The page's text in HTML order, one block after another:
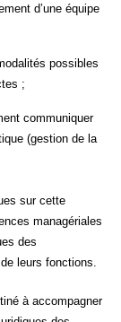
d’une équipe
possibles
;
communiquer
(gestion de la
sur cette
managériales
des
leurs fonctions.
à accompagner